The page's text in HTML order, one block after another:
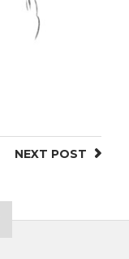
NEXT POST